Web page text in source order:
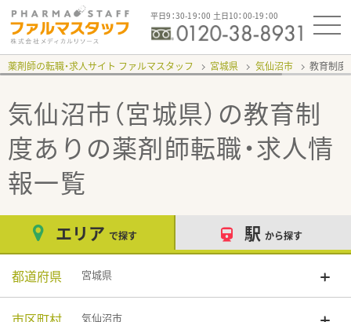
平日9：30-19：00 土日10：00-19：00
薬剤師の転職・求人サイト ファルマスタッフ 宮城県 気仙沼市 教育制
気仙沼市（宮城県）の教育制
度あり の薬剤師転職・求人情
報一覧
エリア で探す 駅 から探す
都道府県 宮城県
気仙沼市